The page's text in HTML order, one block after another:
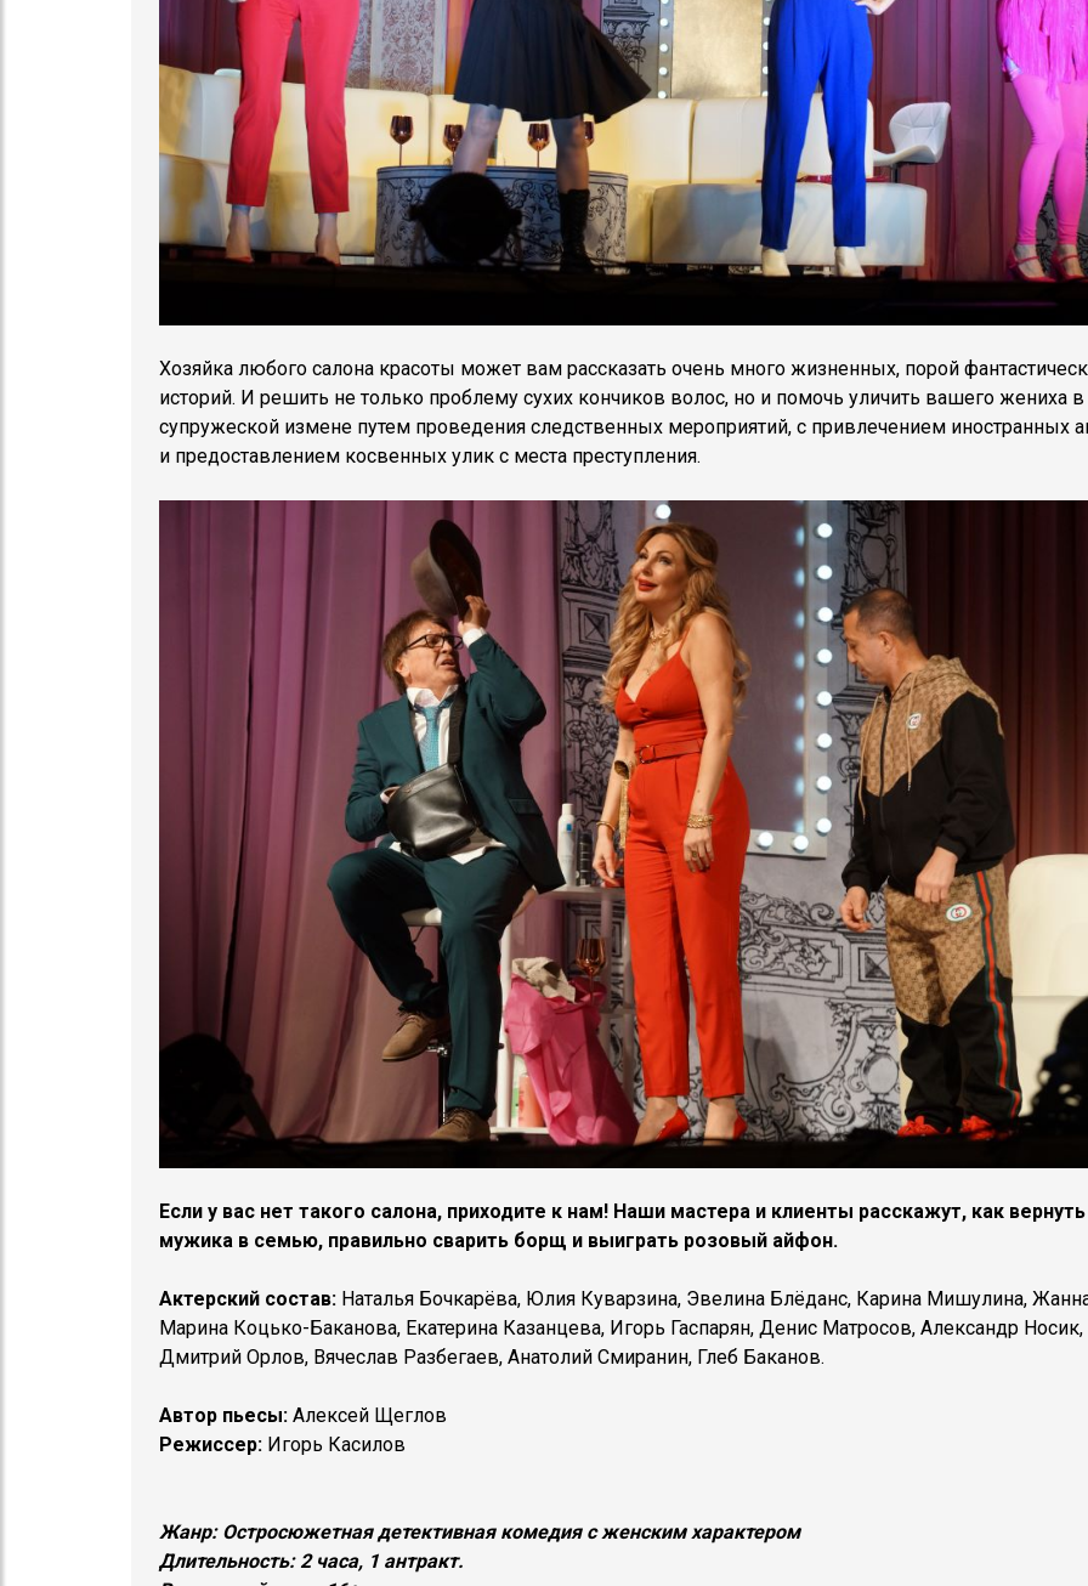
Хозяйка любого салона красоты может вам рассказать очень много жизненных, порой
историй. И решить не только проблему сухих кончиков волос, но и помочь уличить вашего жениха в
супружеской измене путем проведения следственных мероприятий, с привлечением иностранных
и предоставлением косвенных улик с места преступления.
Если у вас нет такого салона, приходите к нам! Наши мастера и клиенты расскажут, как вернуть
мужика в семью, правильно сварить борщ и выиграть розовый айфон.
Актерский состав: Наталья Бочкарёва, Юлия Куварзина, Эвелина Блёданс, Карина Мишулина,
Марина Коцько-Баканова, Екатерина Казанцева, Игорь Гаспарян, Денис Матросов, Александр Носик,
Дмитрий Орлов, Вячеслав Разбегаев, Анатолий Смиранин, Глеб Баканов.
Автор пьесы: Алексей Щеглов
Режиссер: Игорь Касилов
Жанр:Остросюжетная детективная комедия с женским характером
Длительность: 2 часа, 1 антракт.